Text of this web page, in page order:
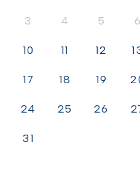
3 4 5 6
10 11 12
17 18 19
24 25 26
31